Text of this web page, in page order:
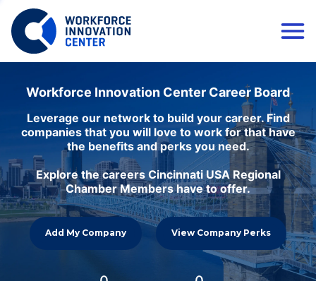
Workforce Innovation Center Career Board
Leverage our network to build your career. Find
companies that you will love to work for that have
the benefits and perks you need.
Explore the careers Cincinnati USA Regional
Chamber Members have to offer.
Add My Company View Company Perks